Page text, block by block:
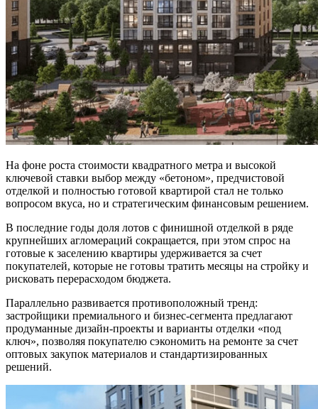
На фоне роста стоимости квадратного метра и высокой
ключевой ставки выбор между «бетоном», предчистовой
отделкой и полностью готовой квартирой стал не только
вопросом вкуса, но и стратегическим финансовым решением.
В последние годы доля лотов с финишной отделкой в ряде
крупнейших агломераций сокращается, при этом спрос на
готовые к заселению квартиры удерживается за счет
покупателей, которые не готовы тратить месяцы на стройку и
рисковать перерасходом бюджета.
Параллельно развивается противоположный тренд:
застройщики премиального и бизнес-сегмента предлагают
продуманные дизайн-проекты и варианты отделки «под
ключ», позволяя покупателю сэкономить на ремонте за счет
оптовых закупок материалов и стандартизированных
решений.